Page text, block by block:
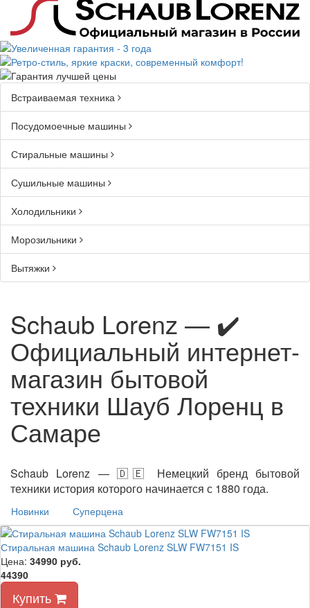
Встраиваемая техника
Посудомоечные машины
Стиральные машины
Сушильные машины
Холодильники
Морозильники
Вытяжки
Schaub Lorenz — ✔️
Официальный интернет-
магазин бытовой
техники Шауб Лоренц в
Самаре
Schaub Lorenz — 🇩🇪 Немецкий бренд бытовой
техники история которого начинается с 1880 года.
Новинки Суперцена
Стиральная машина Schaub Lorenz SLW FW7151 IS
Цена: 34990 руб.
44390
Купить